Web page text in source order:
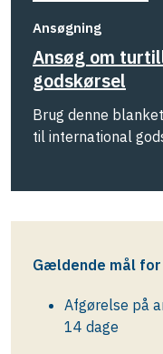
Ansøgning
Ansøg om
godskørsel
Brug denne
til international
Gældende mål
Afgørelse på
14 dage